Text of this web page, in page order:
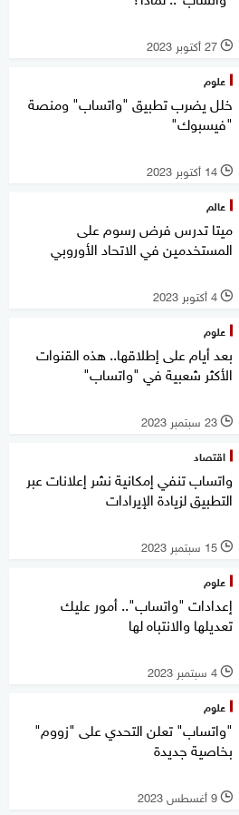
l 27 أكتوبر 2023
علوم
خلل يضرب تطبيق "واتساب" ومنصة
"فيسبوك"
l 14 أكتوبر 2023
عالم
ميتا تدرس فرض رسوم على
المستخدمين في الاتحاد الأوروبي
l 4 أكتوبر 2023
علوم
بعد أيام على إطلاقها.. هذه القنوات
الأكثر شعبية في "واتساب"
l 23 سبتمبر 2023
اقتصاد
واتساب تنفي إمكانية نشر إعلانات عبر
التطبيق لزيادة الإيرادات
l 15 سبتمبر 2023
علوم
إعدادات "واتساب".. أمور عليك
تعديلها والانتباه لها
l 4 سبتمبر 2023
علوم
"واتساب" تعلن التحدي على "زووم"
بخاصية جديدة
l 9 أغسطس 2023